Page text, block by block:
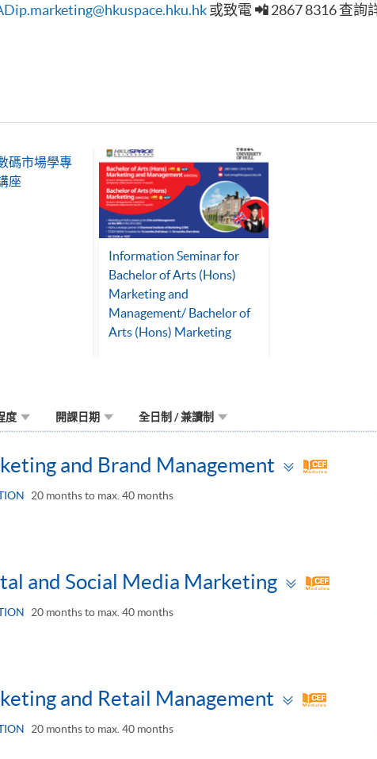
或致電 📲2867 8316 查詢
碼市場學專
座
Information Seminar for
Bachelor of Arts (Hons)
Marketing and
Management/ Bachelor of
Arts (Hons) Marketing
度 開課日期 全日制 / 兼讀制
and Brand Management
Toggle
20 months to max. 40 months
and Social Media Marketing
Toggle
20 months to max. 40 months
and Retail Management
Toggle
20 months to max. 40 months